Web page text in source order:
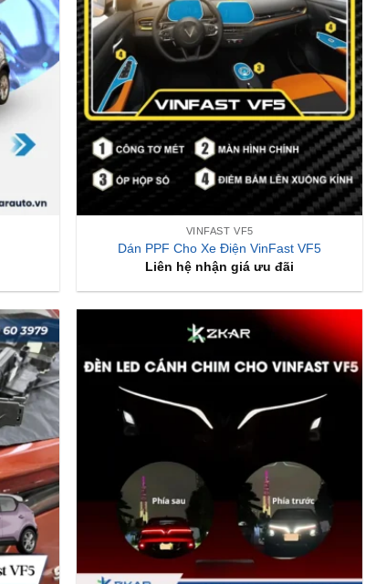
VINFAST VF5
Dán PPF Cho Xe Điện VinFast VF5
Liên hệ nhận giá ưu đãi